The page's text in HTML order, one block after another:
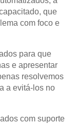
que
com foco e
para que
e apresentar
resolvemos
a evitá-los no
com suporte